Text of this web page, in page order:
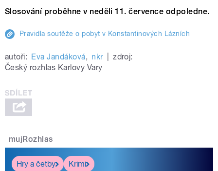
Slosování proběhne v neděli 11. července odpoledne.
Pravidla soutěže o pobyt v Konstantinových Lázních
autoři: Eva Jandáková, nkr
zdroj:
Český rozhlas Karlovy Vary
mujRozhlas
Hry a četby
Krimi